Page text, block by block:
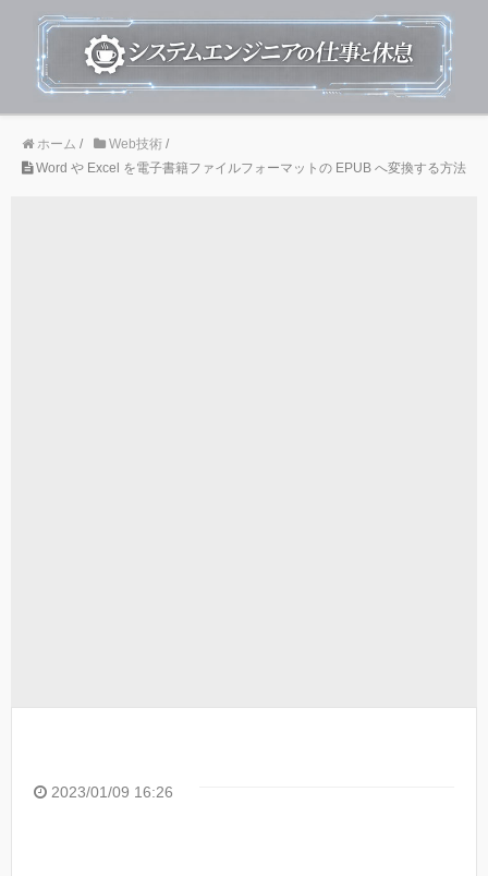
ホーム / Web技術 /
Word や Excel を電子書籍ファイルフォーマットの EPUB へ変換する方法
2023/01/09 16:26